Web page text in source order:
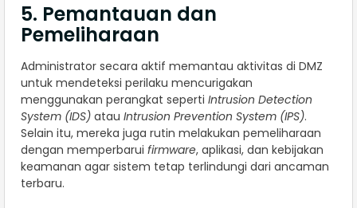
5. Pemantauan dan
Pemeliharaan
Administrator secara aktif memantau aktivitas di DMZ
untuk mendeteksi perilaku mencurigakan
menggunakan perangkat seperti Intrusion Detection
System (IDS) atau Intrusion Prevention System (IPS).
Selain itu, mereka juga rutin melakukan pemeliharaan
dengan memperbarui firmware, aplikasi, dan kebijakan
keamanan agar sistem tetap terlindungi dari ancaman
terbaru.